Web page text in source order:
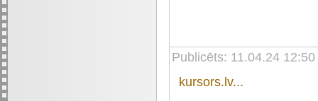
Publicēts: 11.04.24 12:50
kursors.lv...